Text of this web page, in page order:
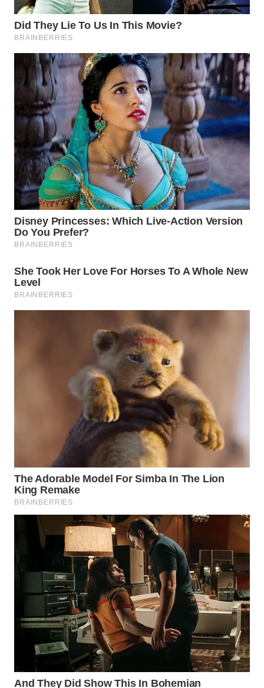
LIKUPANG
WN
LABUANBAJO
WN
BORNEO
Wahana
Media
Group
WAHANA
NEWS
WAHANA
TANI
ADVOKAT
WAHANA
TV
WAHANANEWS
ID
WAHANANEWS
CO ID
WAHANANEWS
NET
WAHANA
SPORT